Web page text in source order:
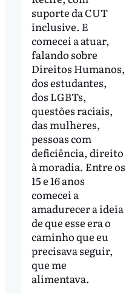
suporte da CUT
inclusive. E
comecei a atuar,
falando sobre
Direitos Humanos,
dos estudantes,
dos LGBTs,
questões raciais,
das mulheres,
pessoas com
deficiência, direito
à moradia. Entre os
15 e 16 anos
comecei a
amadurecer a ideia
de que esse era o
caminho que eu
precisava seguir,
que me
alimentava.